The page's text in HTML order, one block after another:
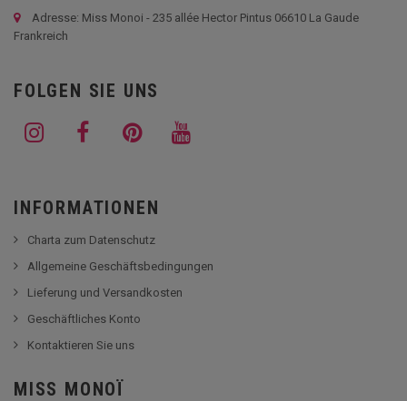
Adresse: Miss Monoi - 235 allée Hector Pintus 06610 La Gaude
Frankreich
FOLGEN SIE UNS
INFORMATIONEN
Charta zum Datenschutz
Allgemeine Geschäftsbedingungen
Lieferung und Versandkosten
Geschäftliches Konto
Kontaktieren Sie uns
MISS MONOÏ